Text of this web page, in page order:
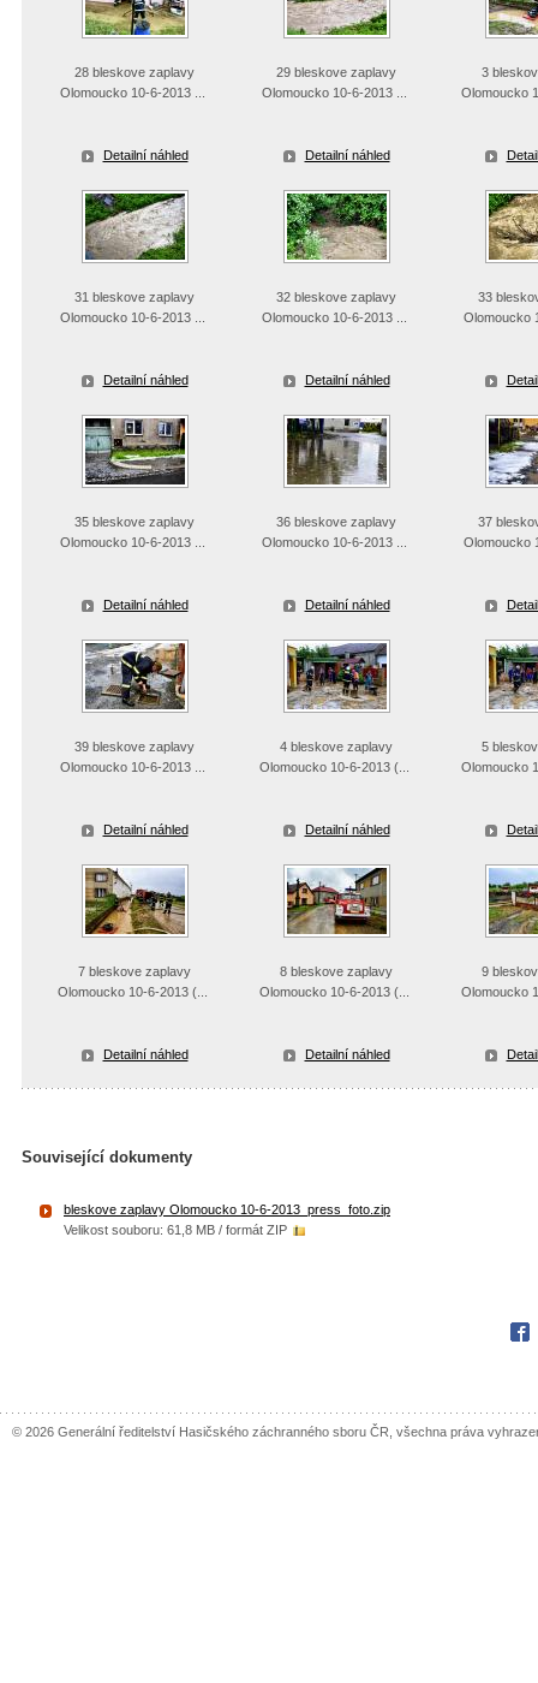
28 bleskove zaplavy
Olomoucko 10-6-2013 ...
Detailní náhled
29 bleskove zaplavy
Olomoucko 10-6-2013 ...
Detailní náhled
3
Olomoucko
31 bleskove zaplavy
Olomoucko 10-6-2013 ...
Detailní náhled
32 bleskove zaplavy
Olomoucko 10-6-2013 ...
Detailní náhled
33
Olomoucko
35 bleskove zaplavy
Olomoucko 10-6-2013 ...
Detailní náhled
36 bleskove zaplavy
Olomoucko 10-6-2013 ...
Detailní náhled
37
Olomoucko
39 bleskove zaplavy
Olomoucko 10-6-2013 ...
Detailní náhled
4 bleskove zaplavy
Olomoucko 10-6-2013 (...
Detailní náhled
5
Olomoucko
7 bleskove zaplavy
Olomoucko 10-6-2013 (...
Detailní náhled
8 bleskove zaplavy
Olomoucko 10-6-2013 (...
Detailní náhled
9
Olomoucko
Související dokumenty
bleskove zaplavy Olomoucko 10-6-2013_press_foto.zip
Velikost souboru: 61,8 MB / formát ZIP
© 2026 Generální ředitelství Hasičského záchranného sboru ČR, všechna práva